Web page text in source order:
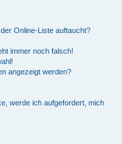
Online-Liste auftaucht?
immer noch falsch!
angezeigt werden?
werde ich aufgefordert, mich